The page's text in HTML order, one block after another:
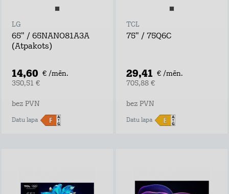
LG
65" / 65NANO81A3A
(Atpakots)
14,60 € /mēn.
350,51 €
bez PVN
Datu lapa
TCL
75" / 75Q6C
29,41 € /mēn.
705,88 €
bez PVN
Datu lapa